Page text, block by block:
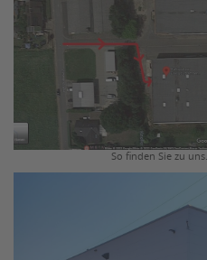
So finden Sie zu